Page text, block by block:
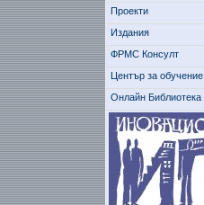
Проекти
Издания
ФРМС Консулт
Център за обучение
Онлайн Библиотека